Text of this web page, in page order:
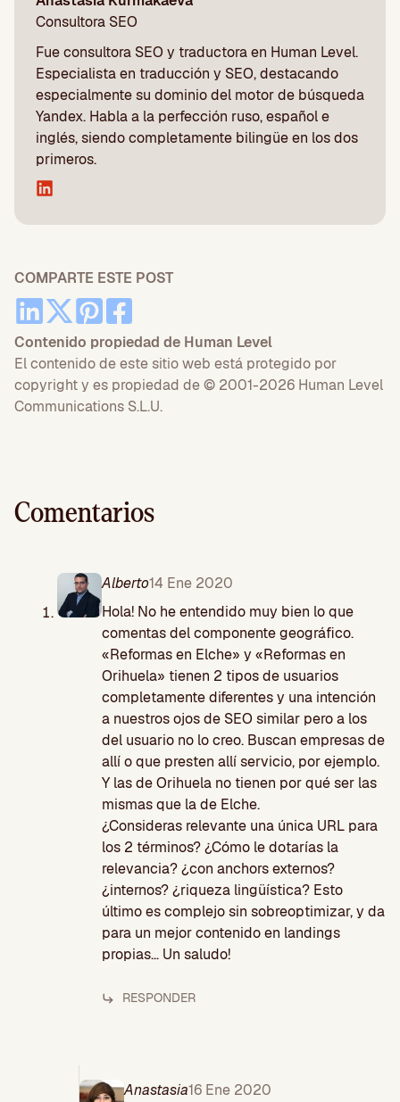
Consultora SEO
Fue consultora SEO y traductora en Human Level.
Especialista en traducción y SEO, destacando
especialmente su dominio del motor de búsqueda
Yandex. Habla a la perfección ruso, español e
inglés, siendo completamente bilingüe en los dos
primeros.
COMPARTE ESTE POST
Contenido propiedad de Human Level
El contenido de este sitio web está protegido por
copyright y es propiedad de © 2001-2026 Human Level
Communications S.L.U.
Comentarios
Alberto14 Ene 2020
Hola! No he entendido muy bien lo que
comentas del componente geográfico.
«Reformas en Elche» y «Reformas en
Orihuela» tienen 2 tipos de usuarios
completamente diferentes y una intención
a nuestros ojos de SEO similar pero a los
del usuario no lo creo. Buscan empresas de
allí o que presten allí servicio, por ejemplo.
Y las de Orihuela no tienen por qué ser las
mismas que la de Elche.
¿Consideras relevante una única URL para
los 2 términos? ¿Cómo le dotarías la
relevancia? ¿con anchors externos?
¿internos? ¿riqueza lingüística? Esto
último es complejo sin sobreoptimizar, y da
para un mejor contenido en landings
propias… Un saludo!
RESPONDER
Anastasia16 Ene 2020